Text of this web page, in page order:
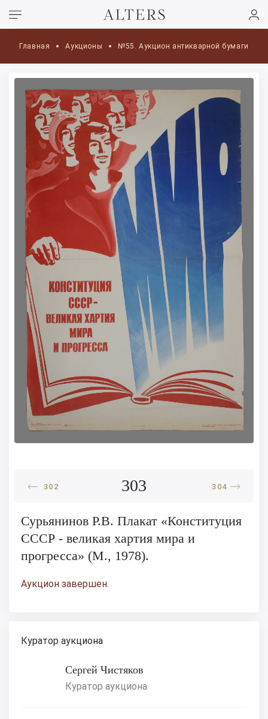
Главная Аукционы №55. Аукцион антикварной бумаги
302 303 304
Сурьянинов Р.В. Плакат «Конституция
СССР - великая хартия мира и
прогресса» (М., 1978).
Аукцион завершен.
Куратор аукциона
Сергей Чистяков
Куратор аукциона